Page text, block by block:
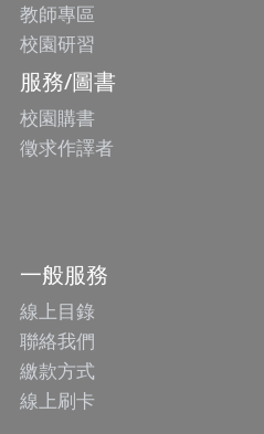
教師專區
校園研習
服務/圖書
校園購書
徵求作譯者
一般服務
線上目錄
聯絡我們
繳款方式
線上刷卡